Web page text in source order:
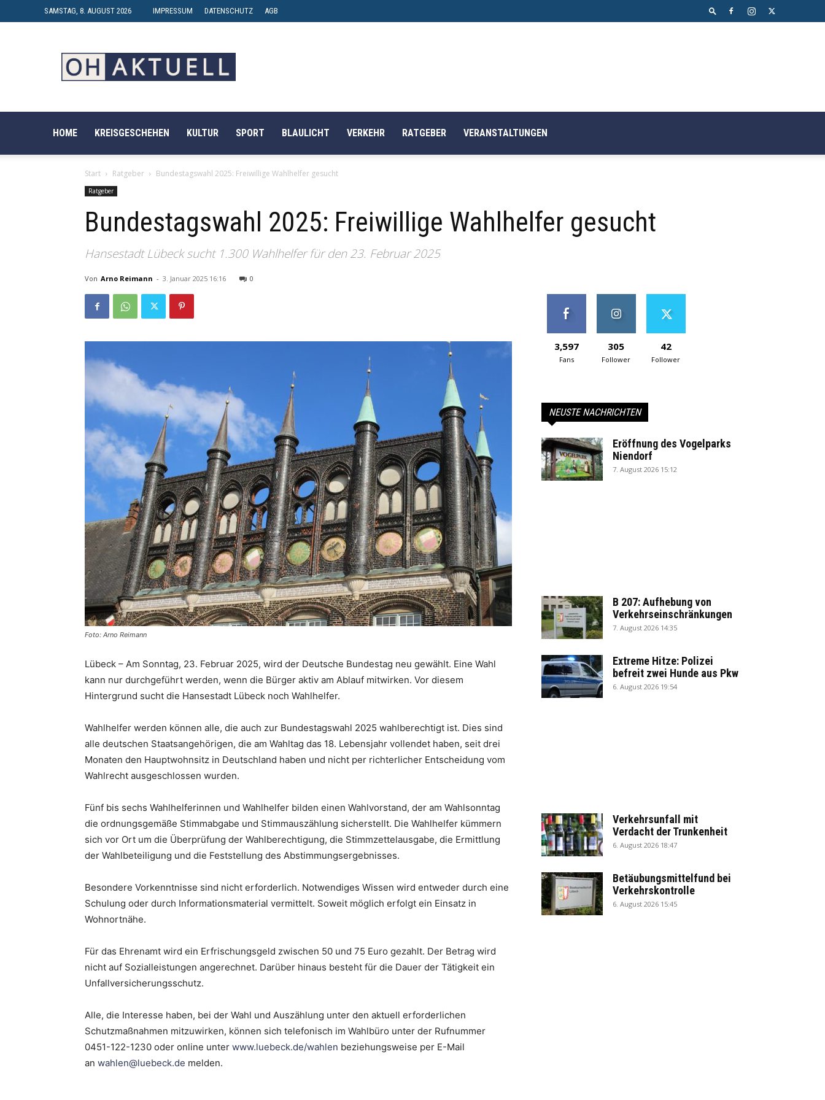
SAMSTAG, 8. AUGUST 2026 IMPRESSUM DATENSCHUTZ AGB
AKTUELL
HOME KREISGESCHEHEN KULTUR SPORT BLAULICHT VERKEHR RATGEBER VERANSTALTUNGEN
Start Ratgeber Bundestagswahl 2025: Freiwillige Wahlhelfer gesucht
Ratgeber
Bundestagswahl 2025: Freiwillige Wahlhelfer gesucht
Hansestadt Lübeck sucht 1.300 Wahlhelfer für den 23. Februar 2025
Von Arno Reimann - 3. Januar 2025 16:16 0
Foto: Arno Reimann
Lübeck – Am Sonntag, 23. Februar 2025, wird der Deutsche Bundestag neu gewählt. Eine Wahl
kann nur durchgeführt werden, wenn die Bürger aktiv am Ablauf mitwirken. Vor diesem
Hintergrund sucht die Hansestadt Lübeck noch Wahlhelfer.
Wahlhelfer werden können alle, die auch zur Bundestagswahl 2025 wahlberechtigt ist. Dies sind
alle deutschen Staatsangehörigen, die am Wahltag das 18. Lebensjahr vollendet haben, seit drei
Monaten den Hauptwohnsitz in Deutschland haben und nicht per richterlicher Entscheidung vom
Wahlrecht ausgeschlossen wurden.
Fünf bis sechs Wahlhelferinnen und Wahlhelfer bilden einen Wahlvorstand, der am Wahlsonntag
die ordnungsgemäße Stimmabgabe und Stimmauszählung sicherstellt. Die Wahlhelfer kümmern
sich vor Ort um die Überprüfung der Wahlberechtigung, die Stimmzettelausgabe, die Ermittlung
der Wahlbeteiligung und die Feststellung des Abstimmungsergebnisses.
Besondere Vorkenntnisse sind nicht erforderlich. Notwendiges Wissen wird entweder durch eine
Schulung oder durch Informationsmaterial vermittelt. Soweit möglich erfolgt ein Einsatz in
Wohnortnähe.
Für das Ehrenamt wird ein Erfrischungsgeld zwischen 50 und 75 Euro gezahlt. Der Betrag wird
nicht auf Sozialleistungen angerechnet. Darüber hinaus besteht für die Dauer der Tätigkeit ein
Unfallversicherungsschutz.
Alle, die Interesse haben, bei der Wahl und Auszählung unter den aktuell erforderlichen
Schutzmaßnahmen mitzuwirken, können sich telefonisch im Wahlbüro unter der Rufnummer
0451-122-1230 oder online unter www.luebeck.de/wahlen beziehungsweise per E-Mail
an wahlen@luebeck.de melden.
3,597
Fans
305
Follower
42
Follower
NEUSTE NACHRICHTEN
Eröffnung des Vogelparks
Niendorf
7. August 2026 15:12
B 207: Aufhebung von
Verkehrseinschränkungen
7. August 2026 14:35
Extreme Hitze: Polizei
befreit zwei Hunde aus Pkw
6. August 2026 19:54
Verkehrsunfall mit
Verdacht der Trunkenheit
6. August 2026 18:47
Betäubungsmittelfund bei
Verkehrskontrolle
6. August 2026 15:45